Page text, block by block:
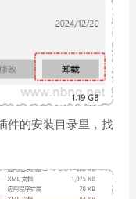
件的安装目录里，找